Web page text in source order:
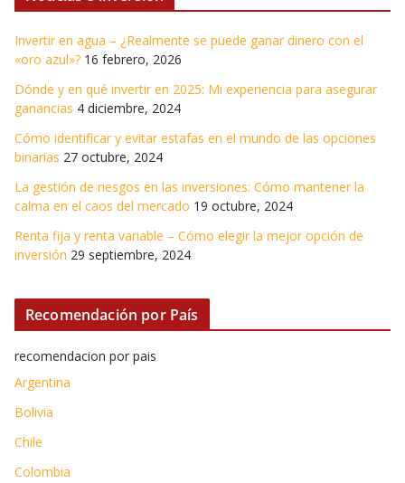
Invertir en agua – ¿Realmente se puede ganar dinero con el
«oro azul»? 16 febrero, 2026
Dónde y en qué invertir en 2025: Mi experiencia para asegurar
ganancias 4 diciembre, 2024
Cómo identificar y evitar estafas en el mundo de las opciones
binarias 27 octubre, 2024
La gestión de riesgos en las inversiones: Cómo mantener la
calma en el caos del mercado 19 octubre, 2024
Renta fija y renta variable – Cómo elegir la mejor opción de
inversión 29 septiembre, 2024
Recomendación por País
recomendacion por pais
Argentina
Bolivia
Chile
Colombia